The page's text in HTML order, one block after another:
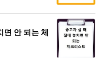
안 되는 체